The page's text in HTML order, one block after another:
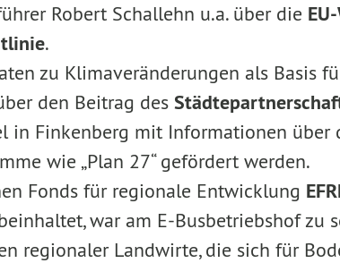
Robert Schallehn u.a. über die
.
zu Klimaveränderungen als Basis
den Beitrag des
in Finkenberg mit Informationen über
wie „Plan 27“ gefördert werden.
Fonds für regionale Entwicklung
war am E-Busbetriebshof zu
regionaler Landwirte, die sich für